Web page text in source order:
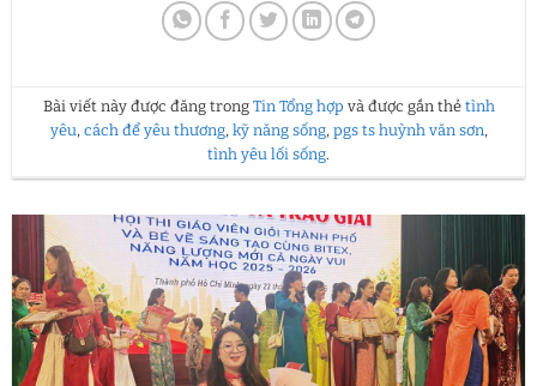
Bài viết này được đăng trong Tin Tổng hợp và được gắn thẻ tình
yêu, cách để yêu thương, kỹ năng sống, pgs ts huỳnh văn sơn,
tình yêu lối sống.